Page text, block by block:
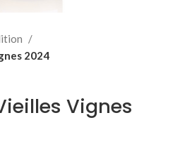
2024
Vignes